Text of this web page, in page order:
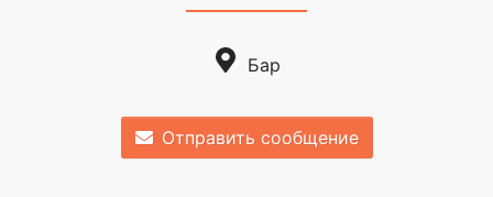
Бар
Отправить сообщение